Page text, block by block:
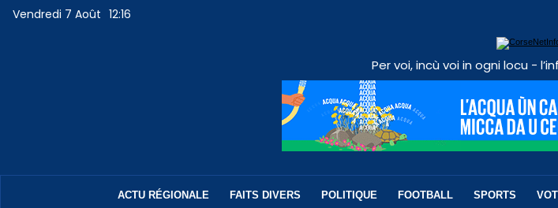
Vendredi 7 Août 12:16
Per voi, incù voi in ogni locu -
ACTU RÉGIONALE FAITS DIVERS POLITIQUE FOOTBALL SPORTS